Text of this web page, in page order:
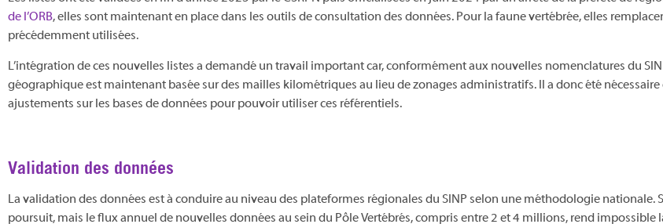
de l’ORB, elles sont maintenant en place dans les outils de consultation des données. Pour la faune vertébrée, elles
précédemment utilisées.
L’intégration de ces nouvelles listes a demandé un travail important car, conformément aux nouvelles nomenclatures du
géographique est maintenant basée sur des mailles kilométriques au lieu de zonages administratifs. Il a donc été nécessaire
ajustements sur les bases de données pour pouvoir utiliser ces référentiels.
Validation des données
La validation des données est à conduire au niveau des plateformes régionales du SINP selon une méthodologie nationale.
poursuit, mais le flux annuel de nouvelles données au sein du Pôle Vertébrés, compris entre 2 et 4 millions, rend